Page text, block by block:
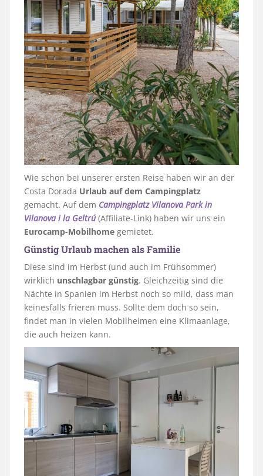
Wie schon bei unserer ersten Reise haben wir an der
Costa Dorada Urlaub auf dem Campingplatz
gemacht. Auf dem Campingplatz Vilanova Park in
Vilanova i la Geltrú (Affiliate-Link) haben wir uns ein
Eurocamp-Mobilhome gemietet.
Günstig Urlaub machen als Familie
Diese sind im Herbst (und auch im Frühsommer)
wirklich unschlagbar günstig. Gleichzeitig sind die
Nächte in Spanien im Herbst noch so mild, dass man
keinesfalls frieren muss. Sollte dem doch so sein,
findet man in vielen Mobilheimen eine Klimaanlage,
die auch heizen kann.